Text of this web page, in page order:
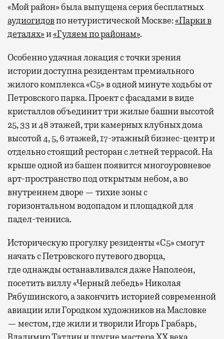
«Мой район» была выпущена серия бесплатных
аудиогидовпо нетуристической Москве:«Парки в
деталях»и«Гуляем по районам».
Особенно удачная локация с точки зрения
истории доступна резидентам премиального
жилого комплекса «С5»в одной минуте ходьбы от
Петровского парка. Проект с фасадами в виде
кристаллов объединит три жилые башни высотой
25, 33 и 48 этажей, три камерных клубных дома
высотой 4, 5, 6 этажей, 17-этажный бизнес-центр и
отдельно стоящий ресторан с летней террасой. На
крыше одной из башен появится многоуровневое
арт-пространство под открытым небом, а во
внутреннем дворе — тихие зоны с
горизонтальном водопадом и площадкой для
падел-тенниса.
Историческую прогулку резиденты «С5» смогут
начать с Петровского путевого дворца,
гдеоднажды останавливался даже Наполеон,
посетить виллу «Черный лебедь» Николая
Рябушинского, а закончить историей современной
авиации или Городком художников на Масловке
— местом, где жили и творили Игорь Грабарь,